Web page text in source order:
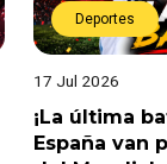
Deportes
17 Jul 2026
¡La última
España van